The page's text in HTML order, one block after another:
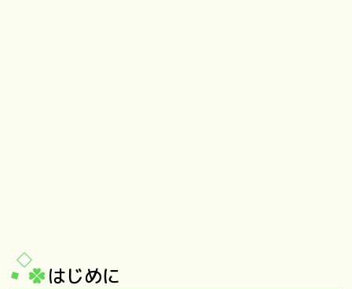
はじめに